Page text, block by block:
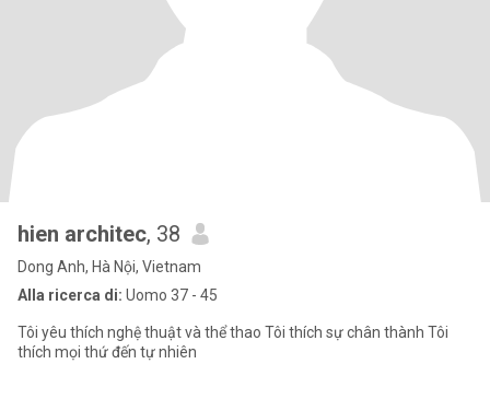
hien architec, 38
Dong Anh, Hà Nội, Vietnam
Alla ricerca di: Uomo 37 - 45
Tôi yêu thích nghệ thuật và thể thao Tôi thích sự chân thành Tôi
thích mọi thứ đến tự nhiên